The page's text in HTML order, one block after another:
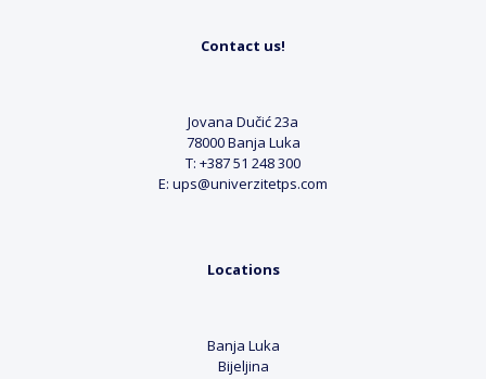
Contact us!
Jovana Dučić 23a
78000 Banja Luka
T: +387 51 248 300
E: ups@univerzitetps.com
Locations
Banja Luka
Bijeljina